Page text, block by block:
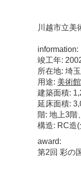
川越市立美
information:
竣工年:
所在地: 埼
用途: 美術館
建築面積:
延床面積:
階: 地上3階
構造: RC造
award:
第2回 彩の